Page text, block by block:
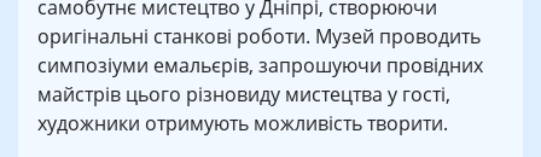
самобутнє мистецтво у Дніпрі, створюючи
оригінальні станкові роботи. Музей проводить
симпозіуми емальєрів, запрошуючи провідних
майстрів цього різновиду мистецтва у гості,
художники отримують можливість творити.